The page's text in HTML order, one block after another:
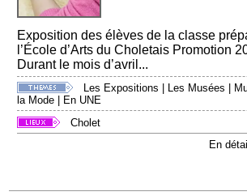
Exposition des élèves de la classe
l’École d’Arts du Choletais Promotion
Durant le mois d’avril...
Les Expositions Les Musées
la Mode
En UNE
Cholet
En